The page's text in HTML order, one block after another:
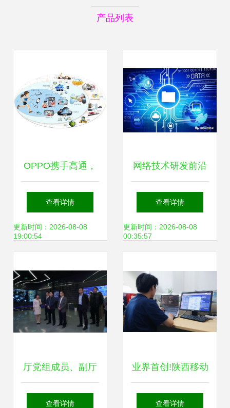
产品列表
OPPO携手高通，
领航5G时代 加速
移动网络技术革新
查看详情
更新时间：2026-08-08
19:00:54
网络技术研发前沿
分层识别验证与人
工智能在生物环境
查看详情
更新时间：2026-08-08
00:35:57
厅党组成员、副厅
长黄新波赴中国移
查看详情
业界首创!陕西移动
创新突破“覆盖空
查看详情